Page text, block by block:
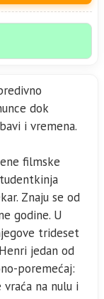
dok
i vremena.
filmske
Znaju se od
godine. U
trideset
jedan od
poremećaj:
na nulu i